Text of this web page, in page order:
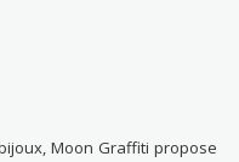
Moon Graffiti propose